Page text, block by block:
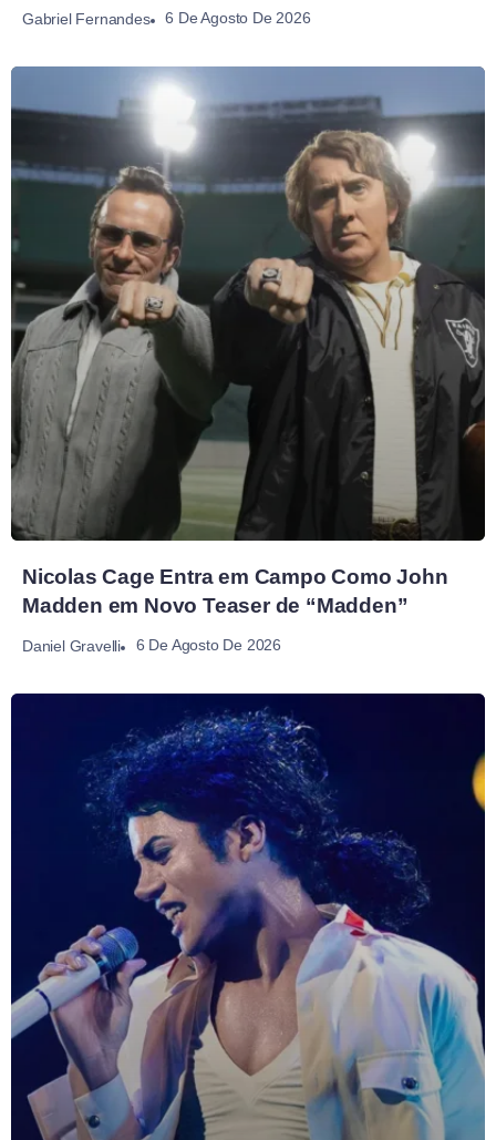
Gabriel Fernandes 6 De Agosto De 2026
Nicolas Cage Entra em Campo Como John
Madden em Novo Teaser de “Madden”
Daniel Gravelli 6 De Agosto De 2026